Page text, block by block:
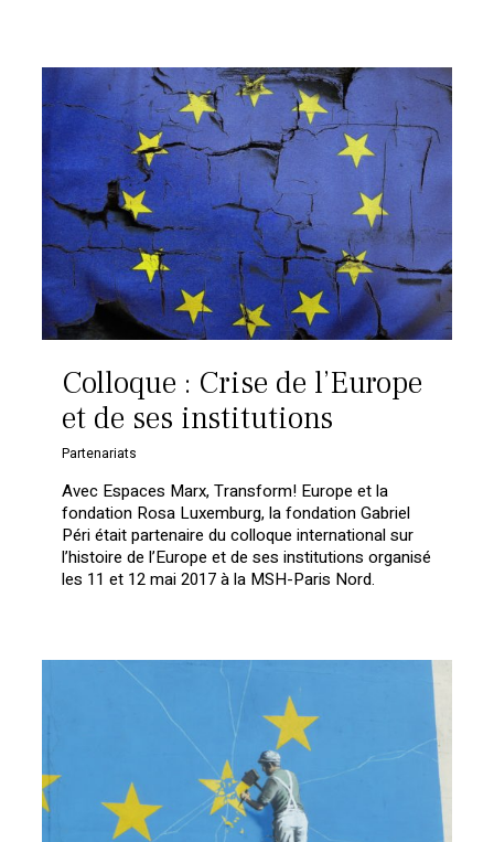
Colloque : Crise de l’Europe
et de ses institutions
Partenariats
Avec Espaces Marx, Transform! Europe et la
fondation Rosa Luxemburg, la fondation Gabriel
Péri était partenaire du colloque international sur
l’histoire de l’Europe et de ses institutions organisé
les 11 et 12 mai 2017 à la MSH-Paris Nord.